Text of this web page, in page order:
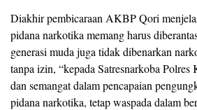
Diakhir pembicaraan AKBP Qori
pidana narkotika memang harus
generasi muda juga tidak dibenarkan
tanpa izin, “kepada Satresnarkoba Polres
dan semangat dalam pencapaian
pidana narkotika, tetap waspada dalam